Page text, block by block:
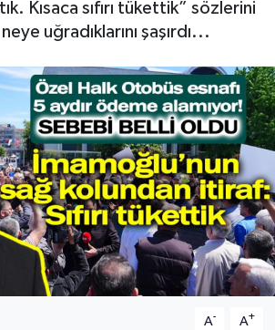
Kısaca sıfırı tükettik” sözlerini
uğradıklarını şaşırdı...
A- A+